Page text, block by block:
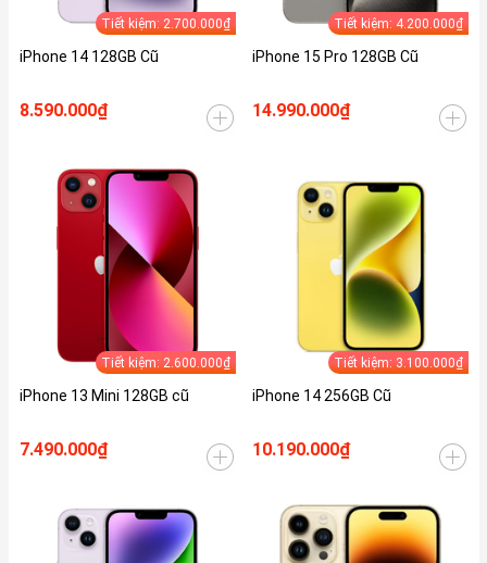
Tiết kiệm: 2.700.000₫
iPhone 14 128GB Cũ
8.590.000₫
Tiết kiệm: 4.200.000₫
iPhone 15 Pro 128GB Cũ
14.990.000₫
Tiết kiệm: 2.600.000₫
iPhone 13 Mini 128GB cũ
7.490.000₫
Tiết kiệm: 3.100.000₫
iPhone 14 256GB Cũ
10.190.000₫